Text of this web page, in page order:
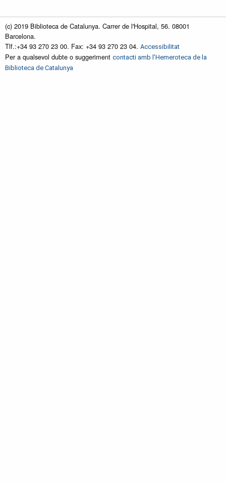
(c) 2019 Biblioteca de Catalunya. Carrer de l'Hospital, 56. 08001
Barcelona.
Tlf.:+34 93 270 23 00. Fax: +34 93 270 23 04. Accessibilitat
Per a qualsevol dubte o suggeriment contacti amb l'Hemeroteca de la
Biblioteca de Catalunya